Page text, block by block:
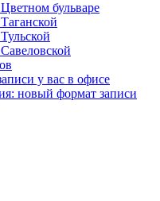
бульваре
у вас в офисе
новый формат записи